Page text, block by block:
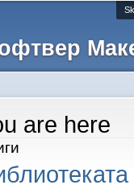
are here